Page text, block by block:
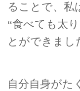
ることで、私
“食べても太
とができまし
自分自身がた